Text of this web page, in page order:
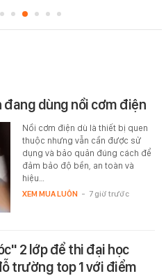
đang dùng nồi cơm điện
Nồi cơm điện dù là thiết bị quen
thuộc nhưng vẫn cần được sử
dụng và bảo quản đúng cách để
đảm bảo độ bền, an toàn và
hiệu…
XEM MUA LUÔN - 7 giờ trước
2 lớp để thi đại học
trường top 1 với điểm